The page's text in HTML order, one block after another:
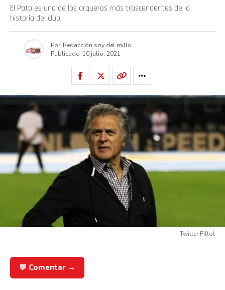
El Pato es uno de los arqueros más trascendentes de la
historia del club.
Por Redacción soy del millo
Publicado 10 julio, 2021
Twitter Fillol
💬 Comentar →